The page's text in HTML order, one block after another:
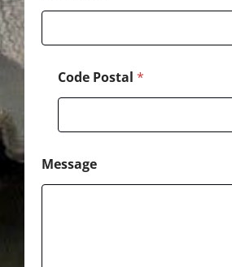
Code Postal *
Message